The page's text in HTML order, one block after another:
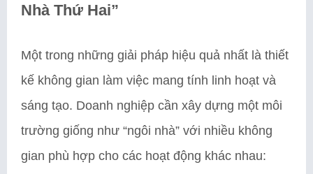
Nhà Thứ Hai”
Một trong những giải pháp hiệu quả nhất là thiết
kế không gian làm việc mang tính linh hoạt và
sáng tạo. Doanh nghiệp cần xây dựng một môi
trường giống như “ngôi nhà” với nhiều không
gian phù hợp cho các hoạt động khác nhau: